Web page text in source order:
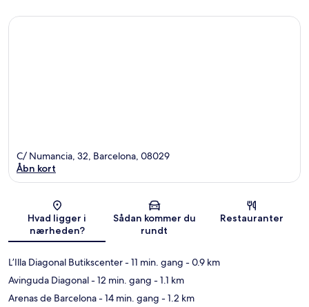
Kort
C/ Numancia, 32, Barcelona, 08029
Åbn kort
Hvad ligger i
nærheden?
Sådan kommer du
rundt
Restauranter
L’Illa Diagonal Butikscenter- 11 min. gang - 0.9 km
Avinguda Diagonal- 12 min. gang - 1.1 km
Arenas de Barcelona- 14 min. gang - 1.2 km